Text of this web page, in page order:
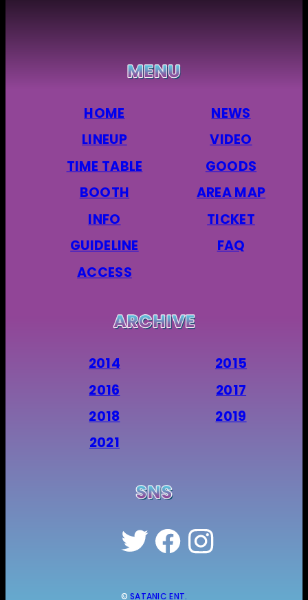
HOME
NEWS
LINEUP
VIDEO
TIME TABLE
GOODS
BOOTH
AREA MAP
INFO
TICKET
GUIDELINE
FAQ
ACCESS
2014
2015
2016
2017
2018
2019
2021
©SATANIC ENT.